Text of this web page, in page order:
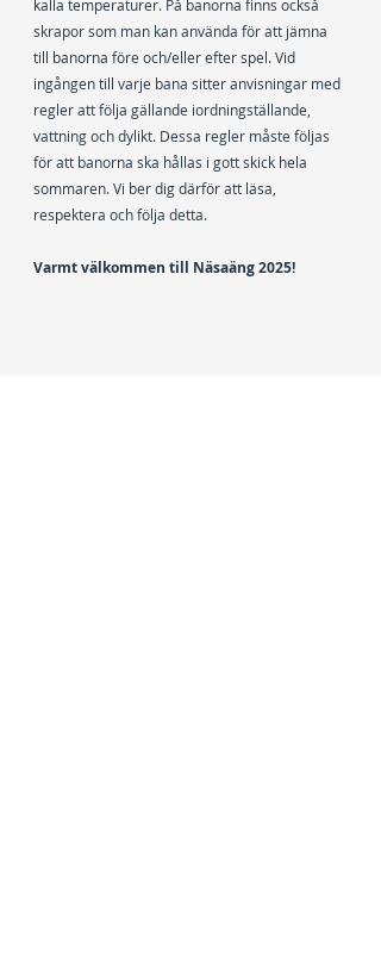
kalla temperaturer. På banorna finns också
skrapor som man kan använda för att jämna
till banorna före och/eller efter spel. Vid
ingången till varje bana sitter anvisningar med
regler att följa gällande iordningställande,
vattning och dylikt. Dessa regler måste följas
för att banorna ska hållas i gott skick hela
sommaren. Vi ber dig därför att läsa,
respektera och följa detta.
Varmt välkommen till Näsaäng 2025!